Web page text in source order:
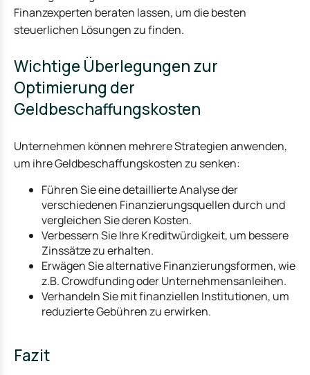
Finanzexperten beraten lassen, um die besten
steuerlichen Lösungen zu finden.
Wichtige Überlegungen zur
Optimierung der
Geldbeschaffungskosten
Unternehmen können mehrere Strategien anwenden,
um ihre Geldbeschaffungskosten zu senken:
Führen Sie eine detaillierte Analyse der
verschiedenen Finanzierungsquellen durch und
vergleichen Sie deren Kosten.
Verbessern Sie Ihre Kreditwürdigkeit, um bessere
Zinssätze zu erhalten.
Erwägen Sie alternative Finanzierungsformen, wie
z.B. Crowdfunding oder Unternehmensanleihen.
Verhandeln Sie mit finanziellen Institutionen, um
reduzierte Gebühren zu erwirken.
Fazit